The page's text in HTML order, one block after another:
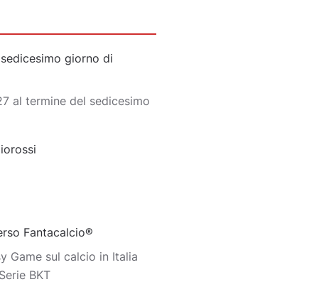
giorno di
al termine del sedicesimo
Fantacalcio®
Game sul calcio in Italia
BKT